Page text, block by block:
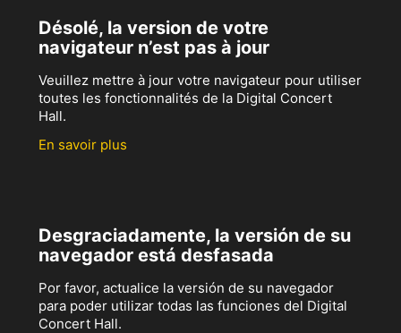
Désolé, la version de votre
navigateur n’est pas à jour
Veuillez mettre à jour votre navigateur pour utiliser
toutes les fonctionnalités de la Digital Concert
Hall.
En savoir plus
Desgraciadamente, la versión de su
navegador está desfasada
Por favor, actualice la versión de su navegador
para poder utilizar todas las funciones del Digital
Concert Hall.